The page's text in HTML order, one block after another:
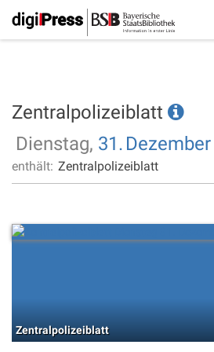
Zentralpolizeiblatt
Dienstag, 31. Dezember
enthält: Zentralpolizeiblatt
Zentralpolizeiblatt